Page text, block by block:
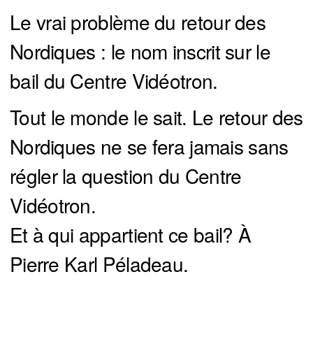
Le vrai problème du retour des
Nordiques : le nom inscrit sur le
bail du Centre Vidéotron.
Tout le monde le sait. Le retour des
Nordiques ne se fera jamais sans
régler la question du Centre
Vidéotron.
Et à qui appartient ce bail? À
Pierre Karl Péladeau.